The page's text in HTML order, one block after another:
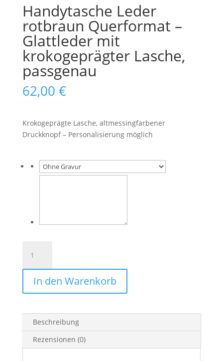
Handytasche Leder
rotbraun Querformat –
Glattleder mit
krokogeprägter Lasche,
passgenau
62,00 €
Krokogeprägte Lasche, altmessingfarbener
Druckknopf – Personalisierung möglich
Leder
rotbraun
Querformat
–
mit
krokogeprägter
Lasche,
passgenau
In den Warenkorb
Beschreibung
Rezensionen (0)